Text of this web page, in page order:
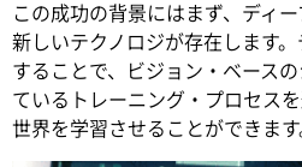
この成功の背景にはまず、ディ
新しいテクノロジが存在します
することで、ビジョン・ベース
ているトレーニング・プロセス
世界を学習させることができます